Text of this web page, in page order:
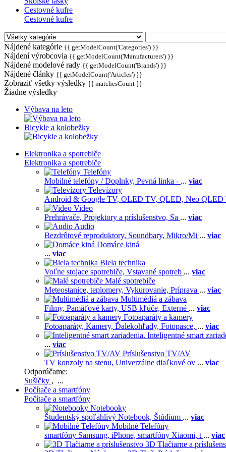
Cestovné kufre
Cestovné kufre
Nájdené kategórie {{ getModelCount('Categories') }}
Nájdení výrobcovia {{ getModelCount('Manufacturers') }}
Nájdené modelové rady {{ getModelCount('Brands') }}
Nájdené články {{ getModelCount('Articles') }}
Zobraziť všetky výsledky {{ matchesCount }}
Žiadne výsledky
Výbava na leto
Bicykle a kolobežky
Elektronika a spotrebiče
Elektronika a spotrebiče
Telefóny
Mobilné telefóny / Doplnky, Pevná linka - ... viac
Televízory
Android & Google TV, OLED TV, QLED, Neo QLED
Video
Prehrávače, Projektory a príslušenstvo, Sa ... viac
Audio
Bezdrôtové reproduktory, Soundbary, Mikro/Mi ... viac
Domáce kiná
... viac
Biela technika
Voľne stojace spotrebiče, Vstavané spotreb ... viac
Malé spotrebiče
Meteostanice, teplomery, Vykurovanie, Príprava ... viac
Multimédiá a zábava
Filmy, Pamäťové karty, USB kľúče, Externé ... viac
Fotoaparáty a kamery
Fotoaparáty, Kamery, Ďalekohľady, Fotopasce, ... viac
Inteligentné smart
... viac
Príslušenstvo TV/AV
TV konzoly na stenu, Univerzálne diaľkové ov ... viac
Odporúčame:
Sušičky , ...
Počítače a smartfóny
Počítače a smartfóny
Notebooky
Študentský spoľahlivý Notebook, Štúdium ... viac
Mobilné Telefóny
smartfóny Samsung, iPhone, smartfóny Xiaomi, t ... viac
3D Tlačiarne a